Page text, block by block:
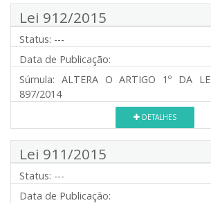
Lei 912/2015
Status: ---
Data de Publicação:
Súmula: ALTERA O ARTIGO 1º DA
897/2014
DETALHES
Lei 911/2015
Status: ---
Data de Publicação: